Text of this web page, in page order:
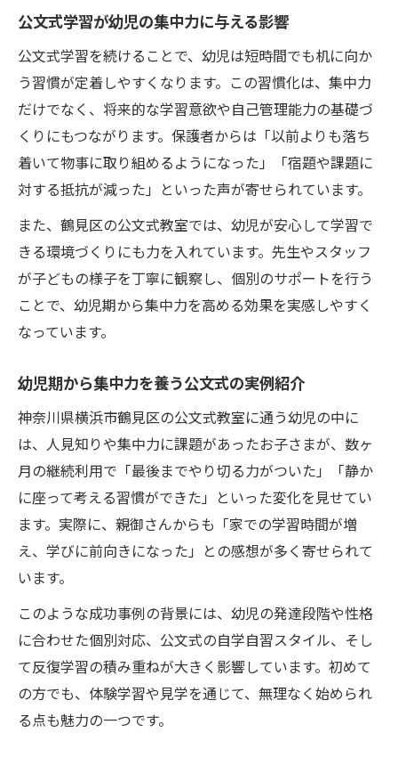
公文式学習が幼児の集中力に与える影響
公文式学習を続けることで、幼児は短時間でも机に向か
う習慣が定着しやすくなります。この習慣化は、集中力
だけでなく、将来的な学習意欲や自己管理能力の基礎づ
くりにもつながります。保護者からは「以前よりも落ち
着いて物事に取り組めるようになった」「宿題や課題に
対する抵抗が減った」といった声が寄せられています。
また、鶴見区の公文式教室では、幼児が安心して学習で
きる環境づくりにも力を入れています。先生やスタッフ
が子どもの様子を丁寧に観察し、個別のサポートを行う
ことで、幼児期から集中力を高める効果を実感しやすく
なっています。
幼児期から集中力を養う公文式の実例紹介
神奈川県横浜市鶴見区の公文式教室に通う幼児の中に
は、人見知りや集中力に課題があったお子さまが、数ヶ
月の継続利用で「最後までやり切る力がついた」「静か
に座って考える習慣ができた」といった変化を見せてい
ます。実際に、親御さんからも「家での学習時間が増
え、学びに前向きになった」との感想が多く寄せられて
います。
このような成功事例の背景には、幼児の発達段階や性格
に合わせた個別対応、公文式の自学自習スタイル、そし
て反復学習の積み重ねが大きく影響しています。初めて
の方でも、体験学習や見学を通じて、無理なく始められ
る点も魅力の一つです。